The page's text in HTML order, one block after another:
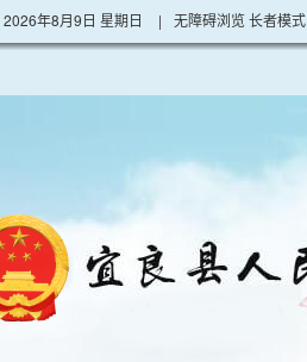
2026年8月9日 星期日 | 无障碍浏览长者模式